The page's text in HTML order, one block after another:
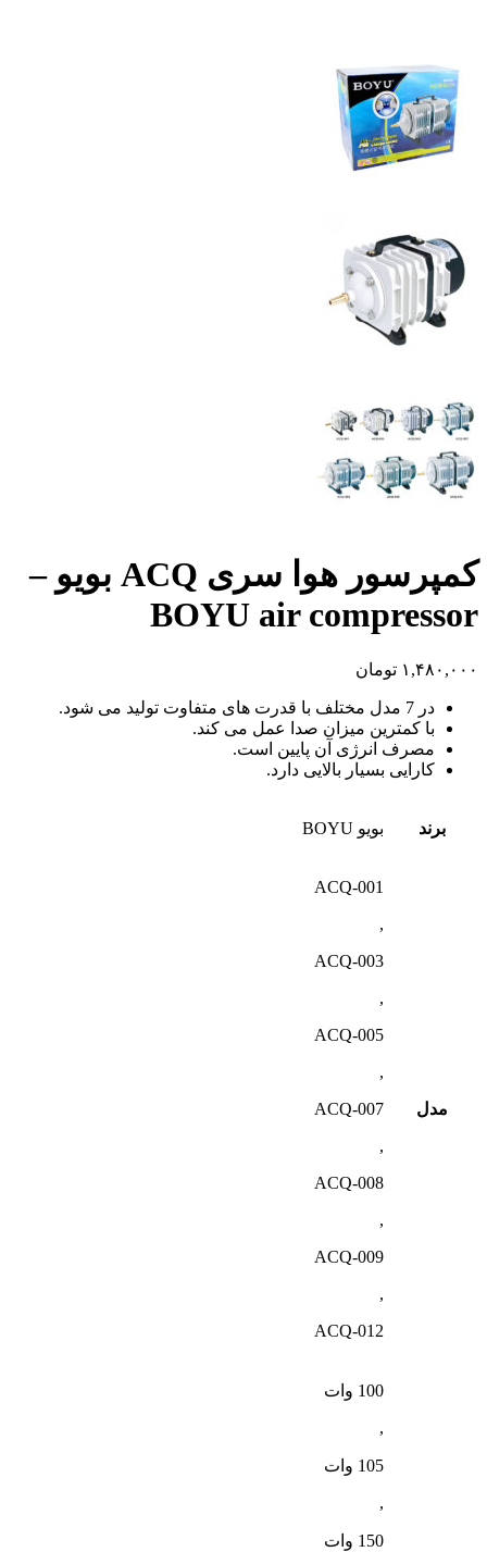
کمپرسور هوا سری ACQ بویو –
BOYU air compressor
۱,۴۸۰,۰۰۰ تومان
در 7 مدل مختلف با قدرت های متفاوت تولید می شود.
با کمترین میزان صدا عمل می کند.
مصرف انرژی آن پایین است.
کارایی بسیار بالایی دارد.
برند بویو BOYU
مدل
ACQ-001
,
ACQ-003
,
ACQ-005
,
ACQ-007
,
ACQ-008
,
ACQ-009
,
ACQ-012
100 وات
,
105 وات
,
150 وات